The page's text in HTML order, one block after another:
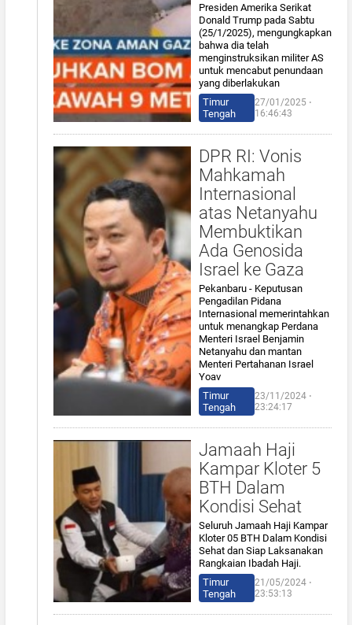
Presiden Amerika Serikat
Donald Trump pada Sabtu
(25/1/2025), mengungkapkan
bahwa dia telah
menginstruksikan militer AS
untuk mencabut penundaan
yang diberlakukan
Timur
Tengah
27/01/2025 ⋅
16:46:43
DPR RI: Vonis
Mahkamah
Internasional
atas Netanyahu
Membuktikan
Ada Genosida
Israel ke Gaza
Pekanbaru - Keputusan
Pengadilan Pidana
Internasional memerintahkan
untuk menangkap Perdana
Menteri Israel Benjamin
Netanyahu dan mantan
Menteri Pertahanan Israel
Yoav
Timur
Tengah
23/11/2024 ⋅
23:24:17
Jamaah Haji
Kampar Kloter 5
BTH Dalam
Kondisi Sehat
Seluruh Jamaah Haji Kampar
Kloter 05 BTH Dalam Kondisi
Sehat dan Siap Laksanakan
Rangkaian Ibadah Haji.
Timur
Tengah
21/05/2024 ⋅
23:53:13